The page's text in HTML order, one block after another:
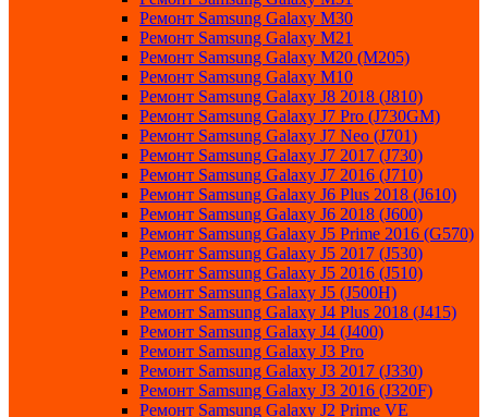
Ремонт Samsung Galaxy M30
Ремонт Samsung Galaxy M21
Ремонт Samsung Galaxy M20 (M205)
Ремонт Samsung Galaxy M10
Ремонт Samsung Galaxy J8 2018 (J810)
Ремонт Samsung Galaxy J7 Pro (J730GM)
Ремонт Samsung Galaxy J7 Neo (J701)
Ремонт Samsung Galaxy J7 2017 (J730)
Ремонт Samsung Galaxy J7 2016 (J710)
Ремонт Samsung Galaxy J6 Plus 2018 (J610)
Ремонт Samsung Galaxy J6 2018 (J600)
Ремонт Samsung Galaxy J5 Prime 2016 (G570)
Ремонт Samsung Galaxy J5 2017 (J530)
Ремонт Samsung Galaxy J5 2016 (J510)
Ремонт Samsung Galaxy J5 (J500H)
Ремонт Samsung Galaxy J4 Plus 2018 (J415)
Ремонт Samsung Galaxy J4 (J400)
Ремонт Samsung Galaxy J3 Pro
Ремонт Samsung Galaxy J3 2017 (J330)
Ремонт Samsung Galaxy J3 2016 (J320F)
Ремонт Samsung Galaxy J2 Prime VE